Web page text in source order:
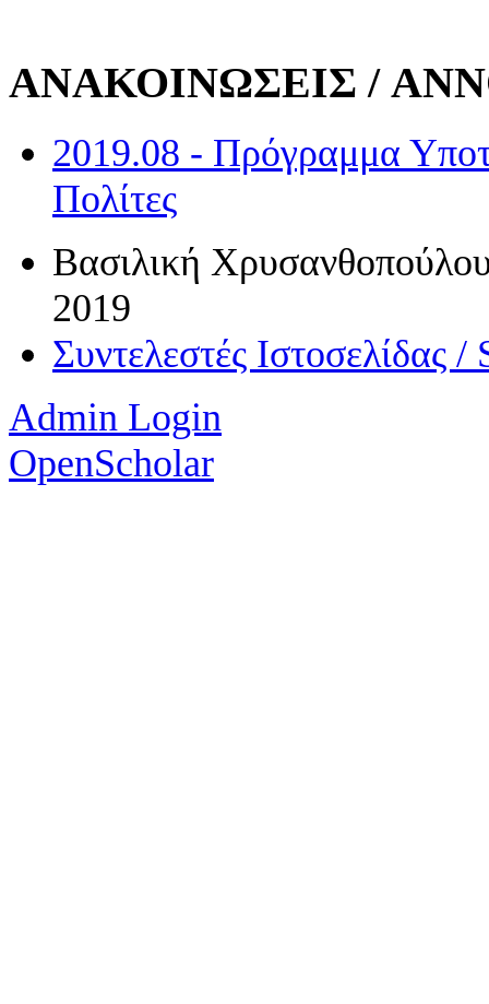
ΑΝΑΚΟΙΝΩΣΕΙΣ /
2019.08 - Πρόγραμμα
Πολίτες
Βασιλική
2019
Συντελεστές Ιστοσελίδας
Admin Login
OpenScholar